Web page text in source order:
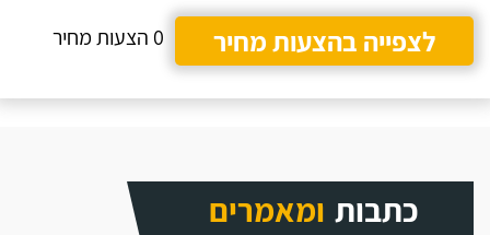
לצפייה בהצעות מחיר
0 הצעות מחיר
כתבות ומאמרים